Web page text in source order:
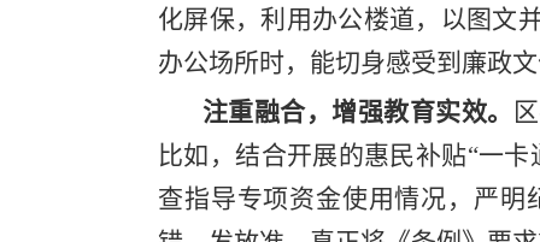
化屏保，利用办公楼道，以图文
办公场所时，能切身感受到廉政
注重融合，增强教育实效。
比如，结合开展的惠民补贴“一
查指导专项资金使用情况，严